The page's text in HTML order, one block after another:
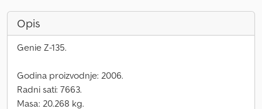
Opis
Genie Z-135.
Godina proizvodnje: 2006.
Radni sati: 7663.
Masa: 20.268 kg.